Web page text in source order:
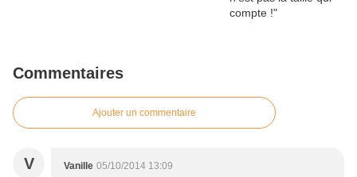
Commentaires
Ajouter un commentaire
V Vanille 05/10/2014 13:09